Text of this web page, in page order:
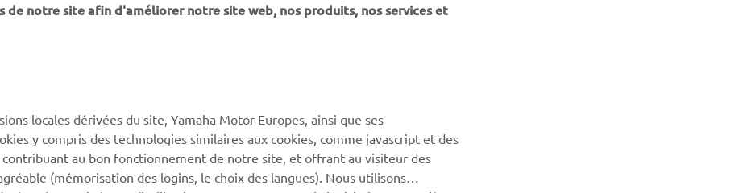
MyYamaha
Yamaha Music
Support de la boutique en
ligne
Catalogue pièces
Découvrez en exclusivité les dernières offres, les événements
spéciaux, les nouveautés et bien plus encore
de notre site afin d'améliorer notre site web, nos produits, nos services et
locales dérivées du site, Yamaha Motor Europes, ainsi que ses
y compris des technologies similaires aux cookies, comme javascript et des
au bon fonctionnement de notre site, et offrant au visiteur des
(mémorisation des logins, le choix des langues). Nous utilisons